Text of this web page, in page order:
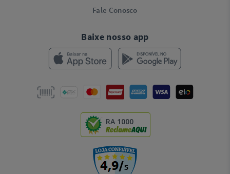
Fale Conosco
Baixe nosso app
RA 1000